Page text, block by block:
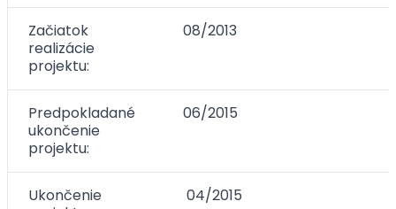
Začiatok
realizácie
projektu:
08/2013
Predpokladané
ukončenie
projektu:
06/2015
Ukončenie
04/2015